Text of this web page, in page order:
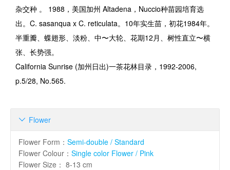
杂交种 。
1988 ，美国加州 Altadena ， Nuccio种苗园培育选
出。 C. sasanqua x C. reticulata。 10年实生苗，初花1984年。
半重瓣、蝶翅形、淡粉、中〜大轮、 花期12月、树性直立〜横
张、长势强。
California Sunrise (加州日出)一茶花林目录， 1992-2006,
p.5/28, No.565.
Flower

Flower Form ： Semi-double / Standard
Flower Colour ： Single color Flower / Pink
Flower Size ： 8-13 cm